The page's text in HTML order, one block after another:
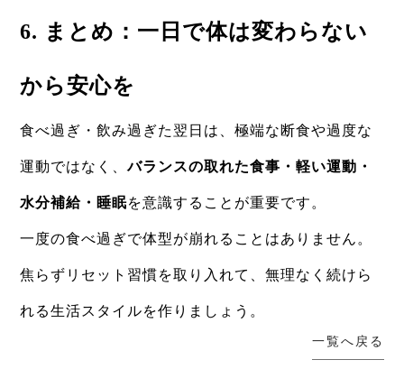
6. まとめ：一日で体は変わらない
から安心を
食べ過ぎ・飲み過ぎた翌日は、極端な断食や過度な
運動ではなく、バランスの取れた食事・軽い運動・
水分補給・睡眠を意識することが重要です。
一度の食べ過ぎで体型が崩れることはありません。
焦らずリセット習慣を取り入れて、無理なく続けら
れる生活スタイルを作りましょう。
一覧へ戻る